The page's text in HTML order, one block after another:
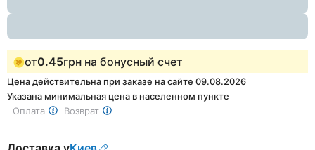
от0.45грн на бонусный счет
Цена действительна при заказе на сайте 09.08.2026
Указана минимальная цена в населенном пункте
Оплата
Возврат